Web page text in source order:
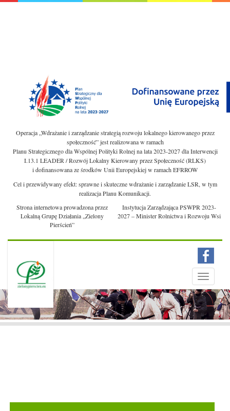
Operacja „Wdrażanie i zarządzanie strategią rozwoju lokalnego kierowanego przez
społeczność” jest realizowana w ramach
Planu Strategicznego dla Wspólnej Polityki Rolnej na lata 2023-2027 dla Interwencji
I.13.1 LEADER / Rozwój Lokalny Kierowany przez Społeczność (RLKS)
i dofinansowana ze środków Unii Europejskiej w ramach EFRROW
Cel i przewidywany efekt: sprawne i skuteczne wdrażanie i zarządzanie LSR, w tym
realizacja Planu Komunikacji.
Strona internetowa prowadzona przez
Lokalną Grupę Działania „Zielony
Pierścień”
Instytucja Zarządzająca PSWPR 2023-
2027 – Minister Rolnictwa i Rozwoju Wsi
Toggle
Menu